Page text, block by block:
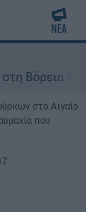
Βόρεια
στο Αιγαίο
που